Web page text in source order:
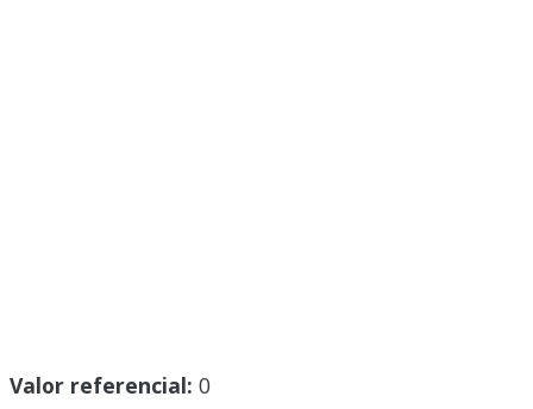
Valor referencial: 0